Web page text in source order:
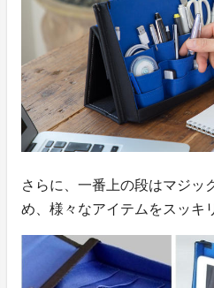
さらに、一番上の段はマジッ
め、様々なアイテムをスッキ